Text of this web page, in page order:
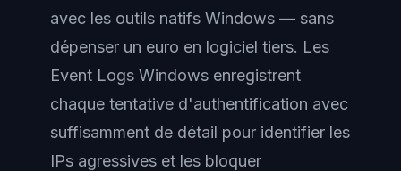
avec les outils natifs Windows — sans
dépenser un euro en logiciel tiers. Les
Event Logs Windows enregistrent
chaque tentative d'authentification avec
suffisamment de détail pour identifier les
IPs agressives et les bloquer